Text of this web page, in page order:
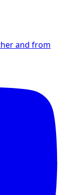
and from